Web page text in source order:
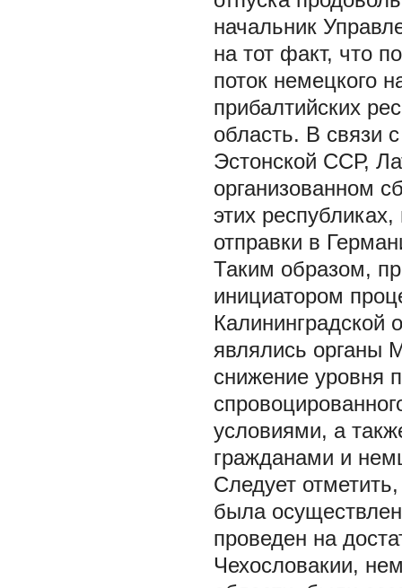
начальник
на тот факт, что
поток немецкого
прибалтийских
область. В связи
Эстонской ССР,
организованном
этих
отправки в
Таким образом,
инициатором
Калининградской
являлись органы
снижение уровня
условиями, а
гражданами и
Следует
была
проведен на
Чехословакии,